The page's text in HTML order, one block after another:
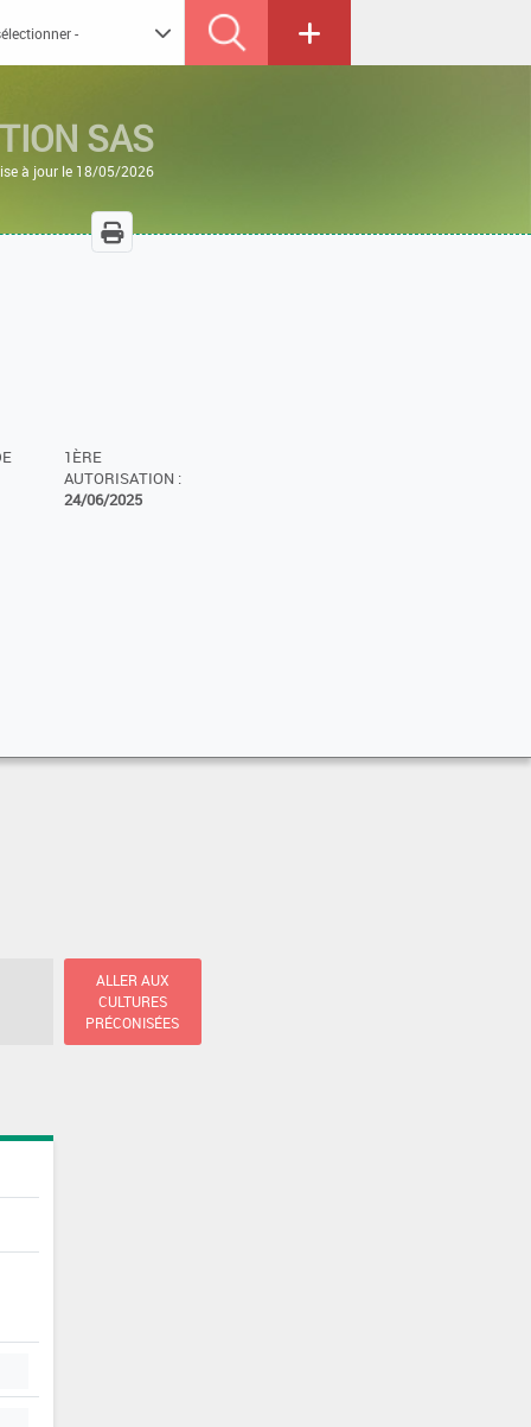
SAS
à jour le 18/05/2026
1ÈRE
AUTORISATION :
24/06/2025
ALLER AUX
CULTURES
PRÉCONISÉES